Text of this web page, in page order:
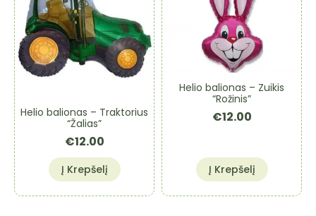
Helio balionas – Traktorius
“Žalias”
€12.00
Į Krepšelį
Helio balionas – Zuikis
“Rožinis”
€12.00
Į Krepšelį